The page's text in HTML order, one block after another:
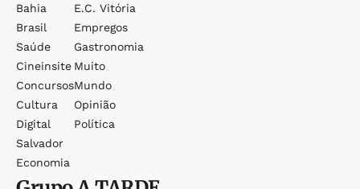
Bahia
Brasil
Saúde
Cineinsite
Concursos
Cultura
Digital
Salvador
Economia
E.c. Vitória
Empregos
Gastronomia
Muito
Mundo
Opinião
Política